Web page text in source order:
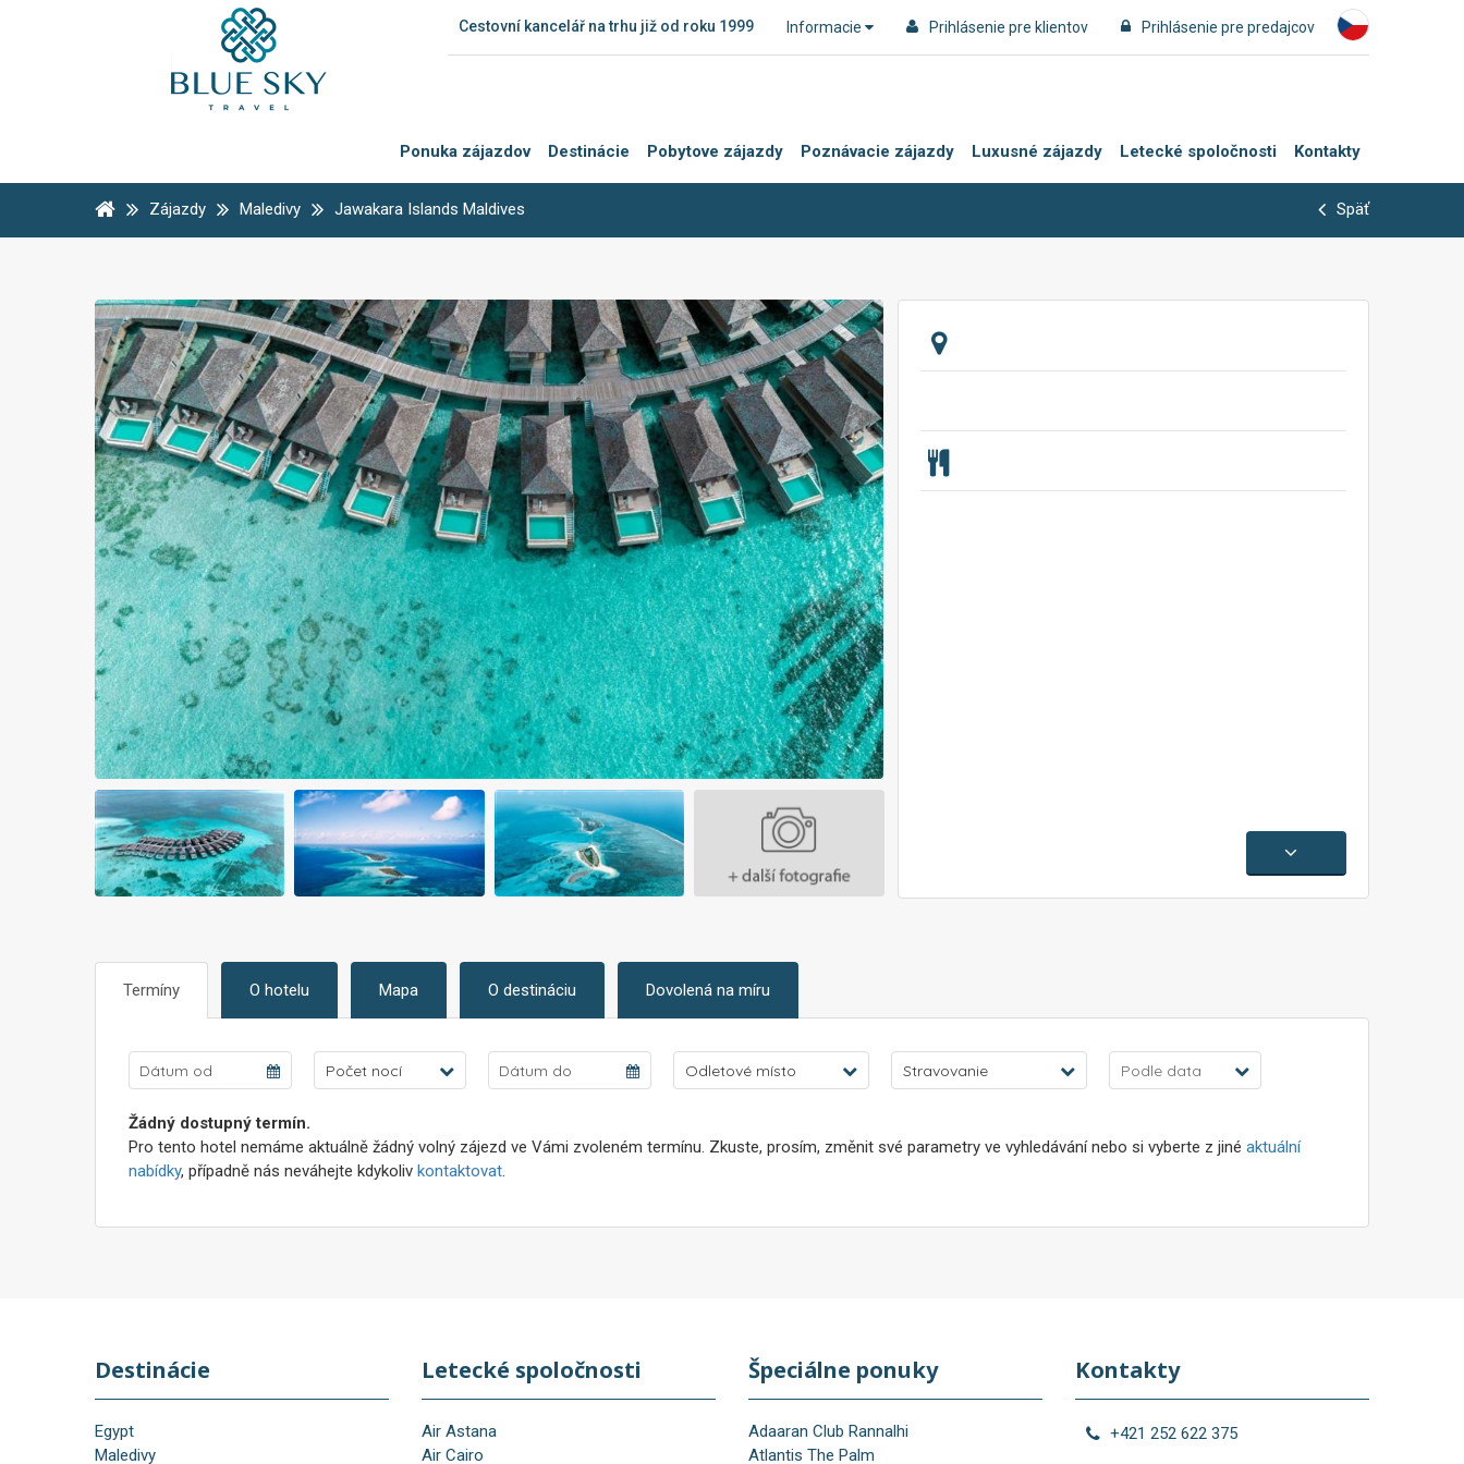
Cestovní kancelář na trhu již od roku 1999 Informacie Prihlásenie pre klientov Prihlásenie pre predajcov
Ponuka zájazdov Destinácie Pobytove zájazdy Poznávacie zájazdy Luxusné zájazdy Letecké spoločnosti Kontakty
Zájazdy Maledivy Jawakara Islands Maldives Späť
Termíny O hotelu Mapa O destináciu Dovolená na míru
Počet nocí Odletové místo Stravovanie Podle data
Žádný dostupný termín.
Pro tento hotel nemáme aktuálně žádný volný zájezd ve Vámi zvoleném termínu. Zkuste, prosím, změnit své parametry ve vyhledávání nebo si vyberte z jiné aktuální
nabídky, případně nás neváhejte kdykoliv kontaktovat.
Destinácie
Egypt
Maledivy
Letecké spoločnosti
Air Astana
Air Cairo
Špeciálne ponuky
Adaaran Club Rannalhi
Atlantis The Palm
Kontakty
+421 252 622 375